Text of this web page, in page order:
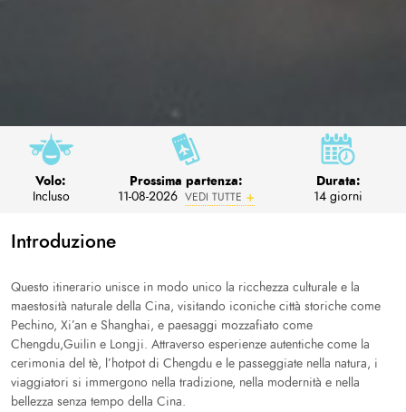
Volo:
Incluso
Prossima partenza:
11-08-2026 VEDI TUTTE
Durata:
14 giorni
Introduzione
Questo itinerario unisce in modo unico la ricchezza culturale e la
maestosità naturale della Cina, visitando iconiche città storiche come
Pechino, Xi’an e Shanghai, e paesaggi mozzafiato come
Chengdu,Guilin e Longji. Attraverso esperienze autentiche come la
cerimonia del tè, l’hotpot di Chengdu e le passeggiate nella natura, i
viaggiatori si immergono nella tradizione, nella modernità e nella
bellezza senza tempo della Cina.